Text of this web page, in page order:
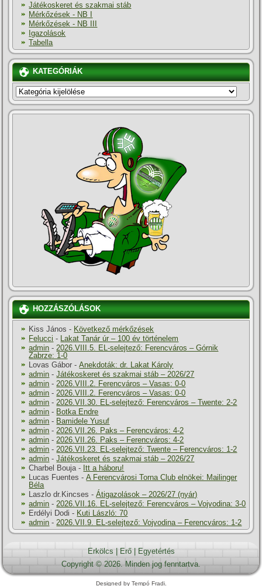
Játékoskeret és szakmai stáb
Mérkőzések - NB I
Mérkőzések - NB III
Igazolások
Tabella
KATEGÓRIÁK
KATEGÓRIÁK
HOZZÁSZÓLÁSOK
Kiss János - Következő mérkőzések
Felucci - Lakat Tanár úr – 100 év történelem
admin -2026.VIII.5. EL-selejtező: Ferencváros – Górnik
Zabrze: 1-0
Lovas Gábor -Anekdoták: dr. Lakat Károly
admin -Játékoskeret és szakmai stáb – 2026/27
admin -2026.VIII.2. Ferencváros – Vasas: 0-0
admin -2026.VIII.2. Ferencváros – Vasas: 0-0
admin -2026.VII.30. EL-selejtező: Ferencváros – Twente: 2-2
admin - Botka Endre
admin - Bamidele Yusuf
admin -2026.VII.26. Paks – Ferencváros: 4-2
admin -2026.VII.26. Paks – Ferencváros: 4-2
admin -2026.VII.23. EL-selejtező: Twente – Ferencváros: 1-2
admin -Játékoskeret és szakmai stáb – 2026/27
Charbel Bouja- Itt a háboru!
Lucas Fuentes -A Ferencvárosi Torna Club elnökei: Mailinger
Béla
Laszlo dr.Kincses -Átigazolások – 2026/27 (nyár)
admin -2026.VII.16. EL-selejtező: Ferencváros – Vojvodina: 3-0
Erdélyi Dodi - Kuti László: 70
admin -2026.VII.9. EL-selejtező: Vojvodina – Ferencváros: 1-2
Erkölcs Erő|
Egyetértés
Copyright © 2026. Minden jog fenntartva.
Designed by Tempó Fradi.